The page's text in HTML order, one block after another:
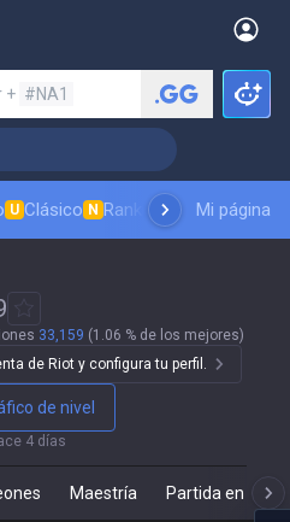
+ #NA1
U Clásico N Ranking de aspectos
Mi página
33,159 (1.06 % de los mejores)
de Riot y configura tu perfil.
de nivel
4 días
Maestría Partida en